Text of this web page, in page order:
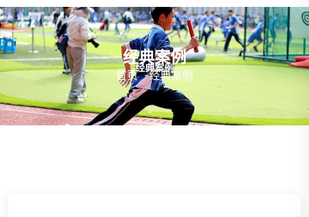
经典案例
首页 -经典案例